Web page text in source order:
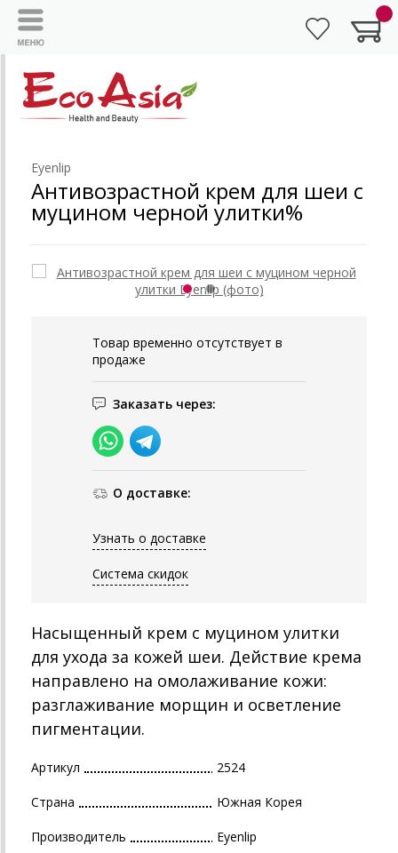
Eyenlip
Антивозрастной крем для шеи с
муцином черной улитки%
Товар временно отсутствует в
продаже
Заказать через:
О доставке:
Узнать о доставке
Система скидок
Насыщенный крем с муцином улитки
для ухода за кожей шеи. Действие крема
направлено на омолаживание кожи:
разглаживание морщин и осветление
пигментации.
Артикул 2524
Страна Южная Корея
Производитель Eyenlip